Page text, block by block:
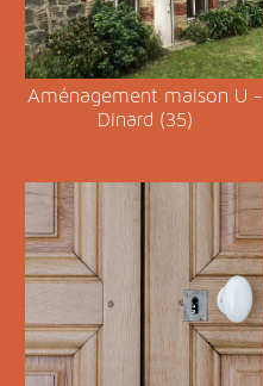
Aménagement maison U -
Dinard (35)